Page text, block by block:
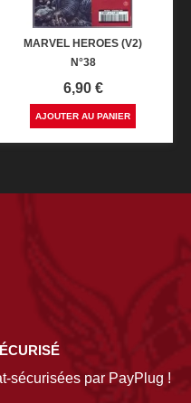
MARVEL HEROES (V2)
N°38
Prix
6,90 €
AJOUTER AU PANIER
sécurisées par PayPlug !